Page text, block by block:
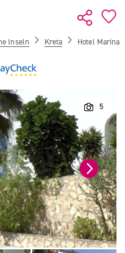
Inseln Kreta Hotel Marina